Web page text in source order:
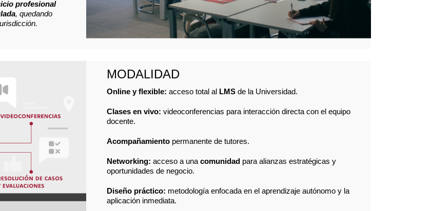
profesional
, quedando
MODALIDAD
Online y flexible: acceso total al LMS de la Universidad.
Clases en vivo: videoconferencias para interacción directa con el equipo
docente.
Acompañamiento permanente de tutores.
Networking: acceso a una comunidad para alianzas estratégicas y
oportunidades de negocio.
Diseño práctico: metodología enfocada en el aprendizaje autónomo y la
aplicación inmediata.